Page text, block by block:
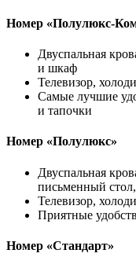
Номер «Полулюкс-
Двуспальная
и шкаф
Телевизор,
Самые лучшие
и тапочки
Номер «Полулюкс»
Двуспальная
письменный
Телевизор,
Приятные
Номер «Стандарт»